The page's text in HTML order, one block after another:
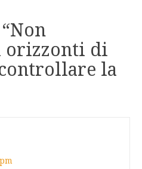
Non
di
la